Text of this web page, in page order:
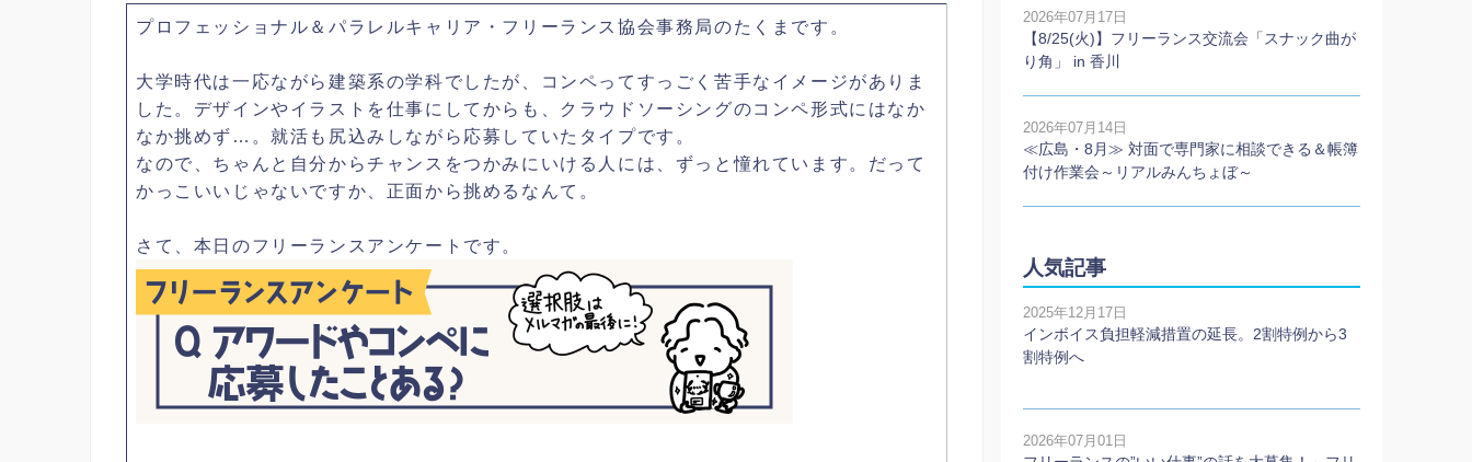
プロフェッショナル＆パラレルキャリア・フリーランス協会事務局のたくまです。
大学時代は一応ながら建築系の学科でしたが、コンペってすっごく苦手なイメージがありま
した。デザインやイラストを仕事にしてからも、クラウドソーシングのコンペ形式にはなか
なか挑めず…。就活も尻込みしながら応募していたタイプです。
なので、ちゃんと自分からチャンスをつかみにいける人には、ずっと憧れています。だって
かっこいいじゃないですか、正面から挑めるなんて。
さて、本日のフリーランスアンケートです。
2026年07月17日
【8/25(火)】フリーランス交流会「スナック曲が
り角」 in 香川
2026年07月14日
≪広島・8月≫ 対面で専門家に相談できる＆帳簿
付け作業会～リアルみんちょぼ～
人気記事
2025年12月17日
インボイス負担軽減措置の延長。2割特例から3
割特例へ
2026年07月01日